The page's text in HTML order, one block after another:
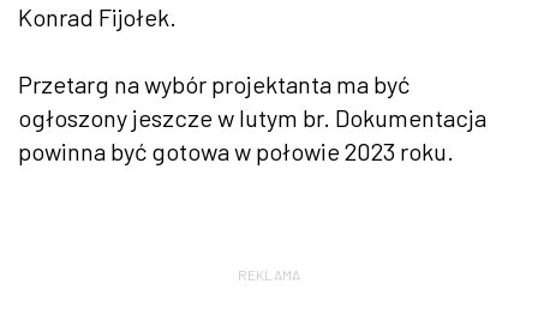
Konrad Fijołek.
Przetarg na wybór projektanta ma być
ogłoszony jeszcze w lutym br. Dokumentacja
powinna być gotowa w połowie 2023 roku.
REKLAMA